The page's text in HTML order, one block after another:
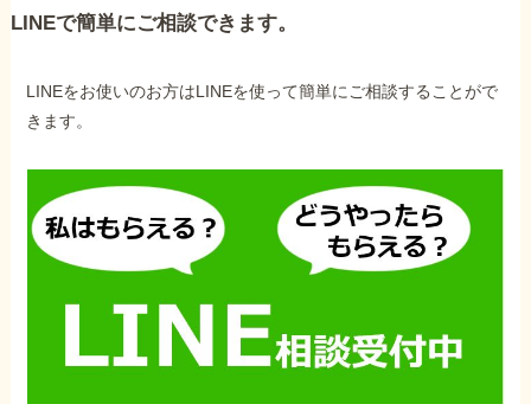
LINEで簡単にご相談できます。
LINEをお使いのお方はLINEを使って簡単にご相談することがで
きます。